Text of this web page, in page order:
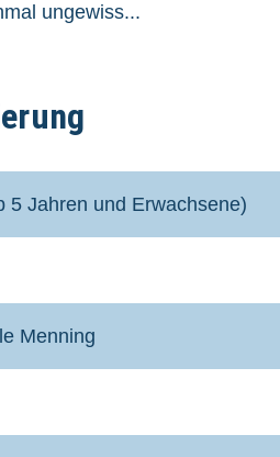
ungewiss...
5 Jahren und Erwachsene)
Menning